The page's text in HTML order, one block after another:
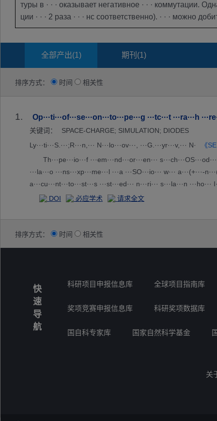
туры в · · · оказывает негативное · · · коммутации.
ции · · · 2 раза · · · нс соответственно). · · · можно
全部产出(1) 期刊(1)
排序方式： 时间 相关性
1. Op···ti···of···se···on···to···pe···g ···tc···t ···ra···h
关键词：
SPACE-CHARGE; SIMULATION; DIODES
Ly···ti···S.···;R···n,··· N···lo···ov···, ···G.···yr···v,··· N·
《
Th···pe···io···f ···em···nd···or···en···
···la···o ···ns···xp···me···l ···a ···SO···io··· w··· a···(+···-
a···cu···nt···to···st···s ···st···ed··· n···ri··· s···la···n
·he···ly···pe···-r···on···n ···ch···e ···ep···
DOI 必应学术 请求全文
排序方式： 时间 相关性
快
速
导
航
科研项目申报信息库 全球项目指南库
奖项竞赛申报信息库 科研奖项数据库
国自科专家库 国家自然科学基金
关